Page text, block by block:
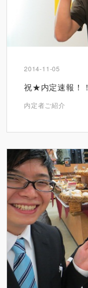
2014-11-05
祝★内定速報！！
内定者ご紹介